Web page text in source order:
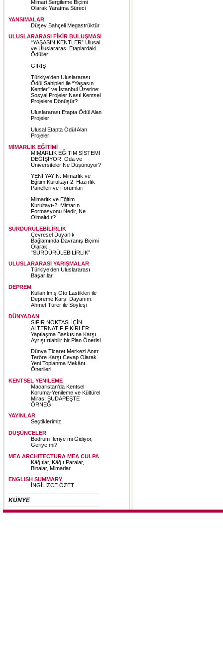
Mimari Sergileme Biçimi
Olarak Yaratma Süreci
YANSIMALAR
Düşey Bahçeli Megastrüktür
ULUSLARARASI FİKİR BULUŞMASI
“YAŞASIN KENTLER” Ulusal
ve Uluslararası Etaplardaki
Ödüller
GİRİŞ
Türkiye’den Uluslararası
Ödül Sahipleri ile “Yaşasın
Kentler” ve İstanbul Üzerine:
Sosyal Projeler Nasıl Kentsel
Projelere Dönüşür?
Uluslararası Etapta Ödül Alan
Projeler
Ulusal Etapta Ödül Alan
Projeler
MİMARLIK EĞİTİMİ
MİMARLIK EĞİTİM SİSTEMİ
DEĞİŞİYOR: Oda ve
Üniversiteler Ne Düşünüyor?
YENİ YAYIN: Mimarlık ve
Eğitim Kurultayı-2: Hazırlık
Panelleri ve Forumları
Mimarlık ve Eğitim
Kurultayı-2: Mimarın
Formasyonu Nedir, Ne
Olmalıdır?
SÜRDÜRÜLEBİLİRLİK
Çevresel Duyarlık
Bağlamında Davranış Biçimi
Olarak
“SÜRDÜRÜLEBİLİRLİK”
ULUSLARARASI YARIŞMALAR
Türkiye’den Uluslararası
Başarılar
DEPREM
Kullanılmış Oto Lastikleri ile
Depreme Karşı Dayanım:
Ahmet Türer ile Söyleşi
DÜNYADAN
SIFIR NOKTASI İÇİN
ALTERNATİF FİKİRLER:
Yapılaşma Baskısına Karşı
Ayrıştırılabilir bir Plan Önerisi
Dünya Ticaret Merkezi Anıtı:
Teröre Karşı Cevap Olarak
Yeni Toplanma Mekânı
Önerileri
KENTSEL YENİLEME
Macaristan’da Kentsel
Koruma-Yenileme ve Kültürel
Miras: BUDAPEŞTE
ÖRNEĞI
YAYINLAR
Seçtiklerimiz
DÜŞÜNCELER
Bodrum İleriye mi Gidiyor,
Geriye mi?
MEA ARCHITECTURA MEA CULPA
Kâğıtlar, Kâğıt Paralar,
Binalar, Mimarlar
ENGLISH SUMMARY
İNGİLİZCE ÖZET
KÜNYE